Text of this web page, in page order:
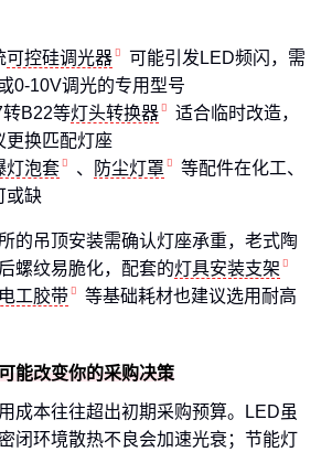
可控硅调光器
可能引发LED频闪，需
0-10V调光的专用型号
B22等灯头转换器
适合临时改造，
更换匹配灯座
灯泡套 、 防尘灯罩
等配件在化工、
或缺
的吊顶安装需确认灯座承重，老式陶
螺纹易脆化，配套的灯具安装支架
工胶带
等基础耗材也建议选用耐高
能改变你的采购决策
成本往往超出初期采购预算。LED虽
闭环境散热不良会加速光衰；节能灯